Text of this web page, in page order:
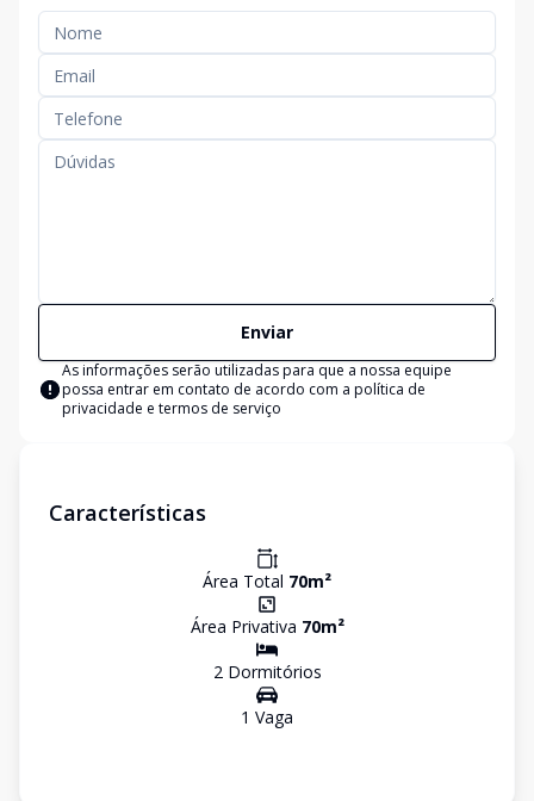
Enviar
As informações serão utilizadas para que a nossa equipe
possa entrar em contato de acordo com a política de
privacidade e termos de serviço
Características
Área Total 70m²
Área Privativa 70m²
2Dormitórios
1 Vaga